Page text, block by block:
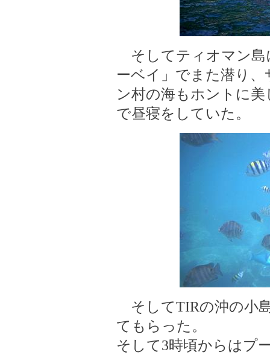
そしてティオマン島
ーベイ」でまた潜り
ン村の海もホントに
で昼寝をしていた。
そしてTIRの沖の小
てもらった。
そして3時頃からはプ